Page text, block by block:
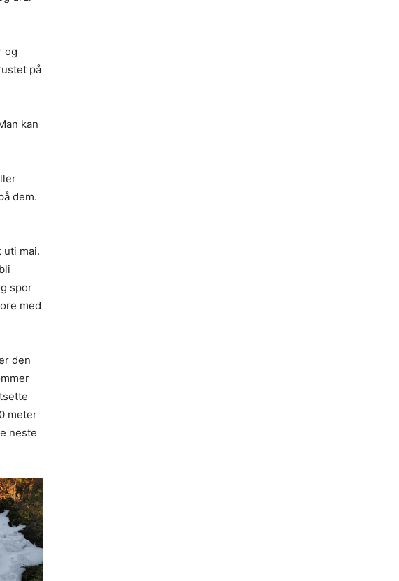
og
på
kan
dem.
uti mai.
spor
med
den
meter
neste